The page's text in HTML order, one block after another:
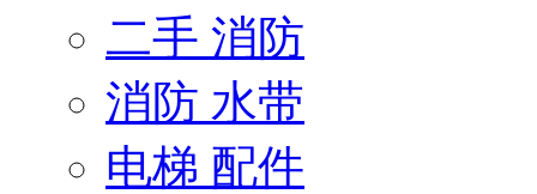
二手 消防
消防 水带
电梯 配件